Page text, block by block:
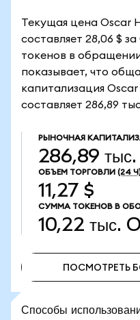
Текущая цена Oscar
составляет 28,06 $
токенов в
показывает, что
капитализация
составляет 286,89
РЫНОЧНАЯ
286,89
ОБЪЕМ ТОРГОВЛИ (24
11,27 $
СУММА ТОКЕНОВ В
10,22 тыс.
ПОСМОТРЕТЬ
Способы